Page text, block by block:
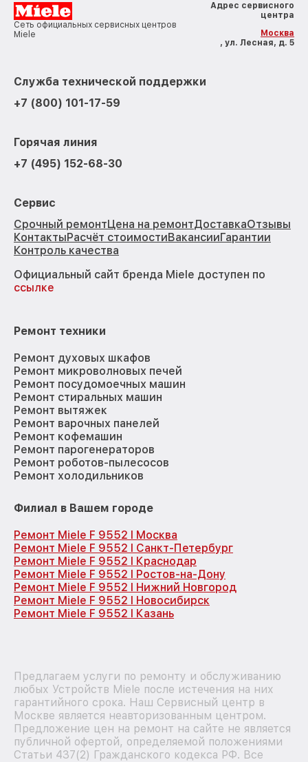
Сеть официальных сервисных центров
Miele
Адрес сервисного
центра
Москва
, ул. Лесная, д. 5
Служба технической поддержки
+7 (800) 101-17-59
Горячая линия
+7 (495) 152-68-30
Сервис
Срочный ремонтЦена на ремонтДоставкаОтзывы
КонтактыРасчёт стоимостиВакансииГарантии
Контроль качества
Официальный сайт бренда Miele доступен по
ссылке
Ремонт техники
Ремонт духовых шкафов
Ремонт микроволновых печей
Ремонт посудомоечных машин
Ремонт стиральных машин
Ремонт вытяжек
Ремонт варочных панелей
Ремонт кофемашин
Ремонт парогенераторов
Ремонт роботов-пылесосов
Ремонт холодильников
Филиал в Вашем городе
Ремонт Miele F 9552 I Москва
Ремонт Miele F 9552 I Санкт-Петербург
Ремонт Miele F 9552 I Краснодар
Ремонт Miele F 9552 I Ростов-на-Дону
Ремонт Miele F 9552 I Нижний Новгород
Ремонт Miele F 9552 I Новосибирск
Ремонт Miele F 9552 I Казань
Предлагаем услуги по ремонту и обслуживанию
любых Устройств Miele после истечения на них
гарантийного срока. Наш Сервисный центр в
Москве является неавторизованным центром.
Предложение цен на ремонт на сайте не является
публичной офертой, определяемой положениями
Статьи 437(2) Гражданского кодекса РФ. Все